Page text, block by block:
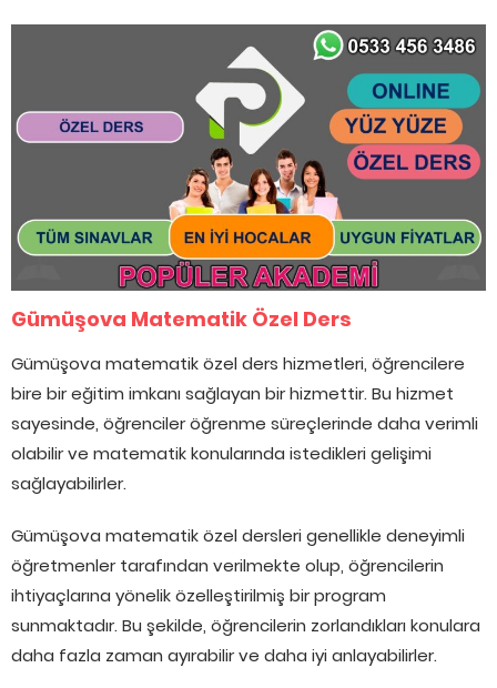
Gümüşova Matematik Özel Ders
Gümüşova matematik özel ders hizmetleri, öğrencilere
bire bir eğitim imkanı sağlayan bir hizmettir. Bu hizmet
sayesinde, öğrenciler öğrenme süreçlerinde daha verimli
olabilir ve matematik konularında istedikleri gelişimi
sağlayabilirler.
Gümüşova matematik özel dersleri genellikle deneyimli
öğretmenler tarafından verilmekte olup, öğrencilerin
ihtiyaçlarına yönelik özelleştirilmiş bir program
sunmaktadır. Bu şekilde, öğrencilerin zorlandıkları konulara
daha fazla zaman ayırabilir ve daha iyi anlayabilirler.